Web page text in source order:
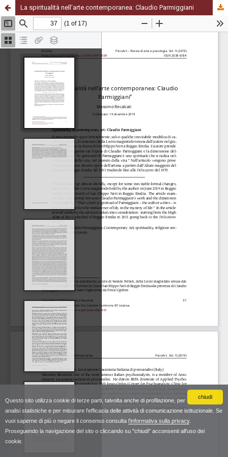
chiudi
Questo sito utilizza cookie di terze parti, talvolta anche di profilazione, per
analisi statistiche e per misurare l'efficacia delle attività di comunicazione istituzionale. Se
vuoi saperne di più o negare il consenso consulta l'informativa sulla privacy.
Proseguendo la navigazione del sito o cliccando su "chiudi" acconsenti all'uso dei
cookie.
La spiritualità nell’arte contemporanea: Claudio Parmiggiani